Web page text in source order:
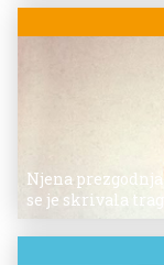
Njena
se je skrivala